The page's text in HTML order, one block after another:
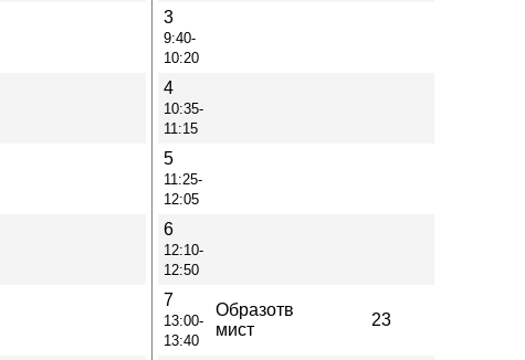
3
9:40-
10:20
4
10:35-
11:15
5
11:25-
12:05
6
12:10-
12:50
7
13:00-
13:40
Образотв
мист
23